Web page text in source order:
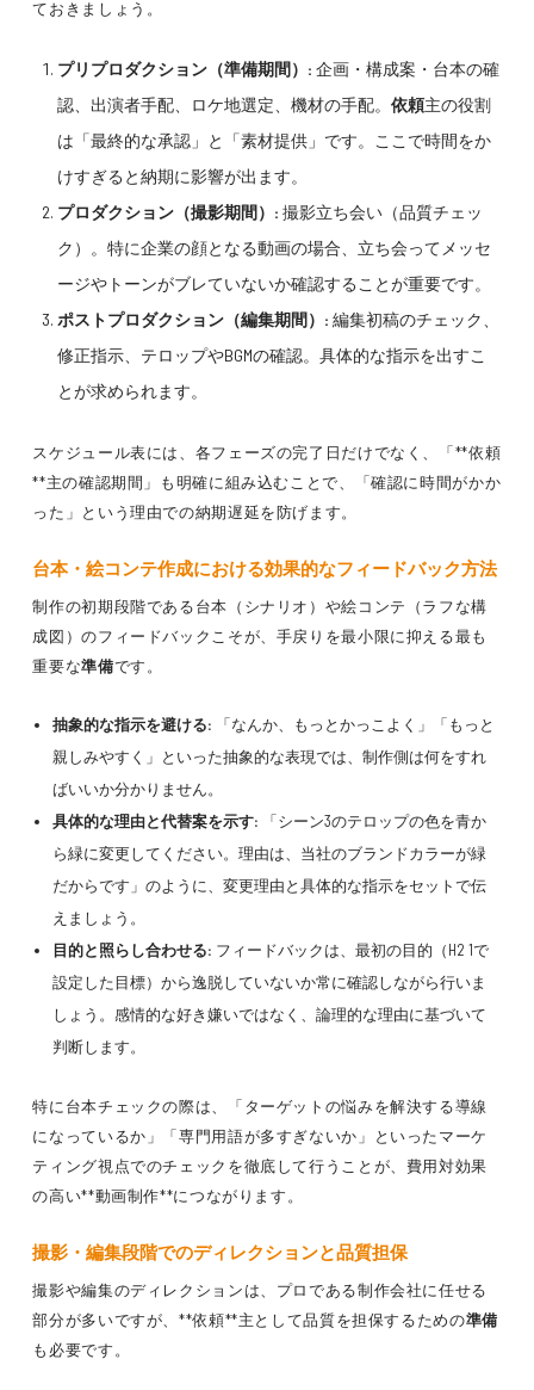
ておきましょう。
プリプロダクション（準備期間）: 企画・構成案・台本の確
認、出演者手配、ロケ地選定、機材の手配。依頼主の役割
は「最終的な承認」と「素材提供」です。ここで時間をか
けすぎると納期に影響が出ます。
プロダクション（撮影期間）: 撮影立ち会い（品質チェッ
ク）。特に企業の顔となる動画の場合、立ち会ってメッセ
ージやトーンがブレていないか確認することが重要です。
ポストプロダクション（編集期間）: 編集初稿のチェック、
修正指示、テロップやBGMの確認。具体的な指示を出すこ
とが求められます。
スケジュール表には、各フェーズの完了日だけでなく、「**依頼
**主の確認期間」も明確に組み込むことで、「確認に時間がかか
った」という理由での納期遅延を防げます。
台本・絵コンテ作成における効果的なフィードバック方法
制作の初期段階である台本（シナリオ）や絵コンテ（ラフな構
成図）のフィードバックこそが、手戻りを最小限に抑える最も
重要な準備です。
抽象的な指示を避ける: 「なんか、もっとかっこよく」「もっと
親しみやすく」といった抽象的な表現では、制作側は何をすれ
ばいいか分かりません。
具体的な理由と代替案を示す: 「シーン3のテロップの色を青か
ら緑に変更してください。理由は、当社のブランドカラーが緑
だからです」のように、変更理由と具体的な指示をセットで伝
えましょう。
目的と照らし合わせる: フィードバックは、最初の目的（H2 1で
設定した目標）から逸脱していないか常に確認しながら行いま
しょう。感情的な好き嫌いではなく、論理的な理由に基づいて
判断します。
特に台本チェックの際は、「ターゲットの悩みを解決する導線
になっているか」「専門用語が多すぎないか」といったマーケ
ティング視点でのチェックを徹底して行うことが、費用対効果
の高い**動画制作**につながります。
撮影・編集段階でのディレクションと品質担保
撮影や編集のディレクションは、プロである制作会社に任せる
部分が多いですが、**依頼**主として品質を担保するための準備
も必要です。